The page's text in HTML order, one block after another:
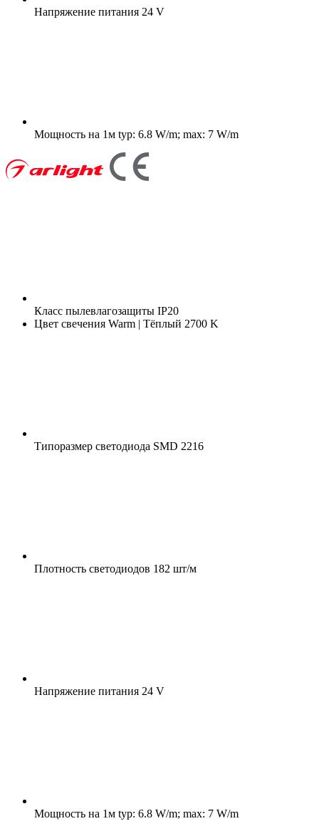
Напряжение питания 24 V
Мощность на 1м typ: 6.8 W/m; max: 7 W/m
Класс пылевлагозащиты IP20
Цвет свечения Warm | Тёплый 2700 K
Типоразмер светодиода SMD 2216
Плотность светодиодов 182 шт/м
Напряжение питания 24 V
Мощность на 1м typ: 6.8 W/m; max: 7 W/m